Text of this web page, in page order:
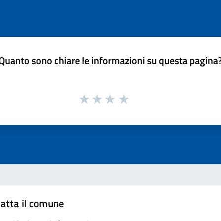
sono chiare le informazioni su questa
il comune